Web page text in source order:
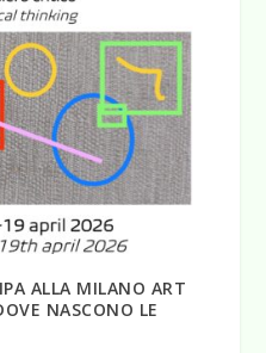
ALLA MILANO ART
NASCONO LE